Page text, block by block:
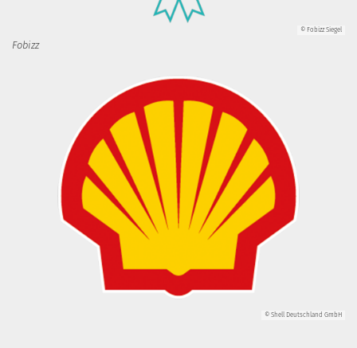
© Fobizz Siegel
Fobizz
© Shell Deutschland GmbH